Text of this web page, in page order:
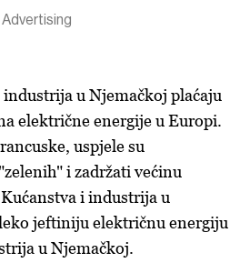
u Njemačkoj plaćaju
električne energije u Europi.
uspjele su
i zadržati većinu
i industrija u
jeftiniju električnu energiju
u Njemačkoj.